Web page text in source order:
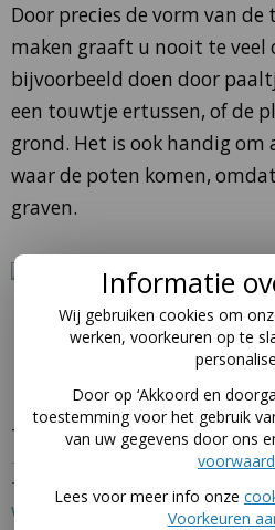
Door precies de vorm van
maken graaft u nooit te
bijvoorbeeld doen door
een touwtje ertussen, of de
grond. Het is ook handig om
waar de poten komen,
graven.
Trampoline ingraven menu
Trampoline ingraven
Waarom ingraven?
Informatie
Wij gebruiken cookies om
werken, voorkeuren op te
Door op ‘Akkoord en
toestemming voor het gebruik
van uw gegevens door ons
Lees voor meer info onze
Voorkeuren